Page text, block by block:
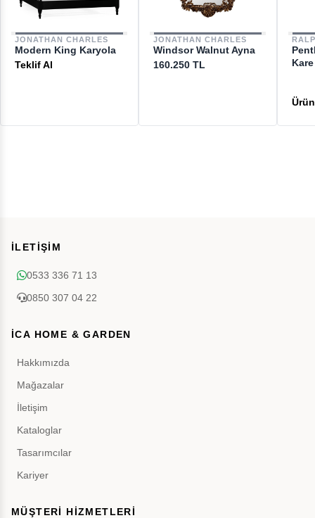
JONATHAN CHARLES
Modern King Karyola
Teklif Al
JONATHAN CHARLES
Windsor Walnut Ayna
160.250 TL
Kare
İLETİŞİM
0533 336 71 13
0850 307 04 22
İCA HOME & GARDEN
Hakkımızda
Mağazalar
İletişim
Kataloglar
Tasarımcılar
Kariyer
MÜŞTERİ HİZMETLERİ